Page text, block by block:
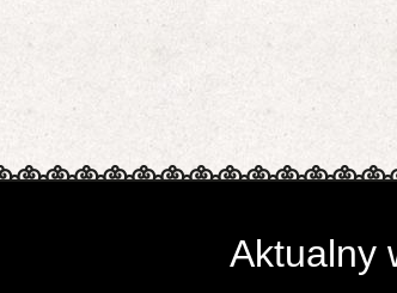
Aktualny